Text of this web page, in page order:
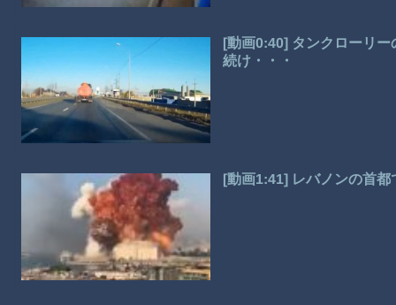
[動画0:40] タンクローリ
続け・・・
[動画1:41] レバノンの首